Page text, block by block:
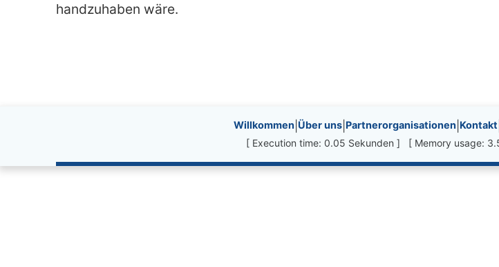
handzuhaben wäre.
Site information, links, etc.
Willkommen Über uns Partnerorganisationen Kontakt
[ Execution time: 0.05 Sekunden ] [ Memory usage: